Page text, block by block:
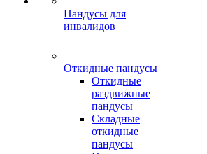
Пандусы для
инвалидов
Откидные пандусы
Откидные
раздвижные
пандусы
Складные
откидные
пандусы